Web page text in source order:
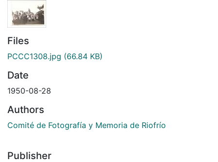
Files
PCCC1308.jpg (66.84 KB)
Date
1950-08-28
Authors
Comité de Fotografía y Memoria de Riofrío
Publisher